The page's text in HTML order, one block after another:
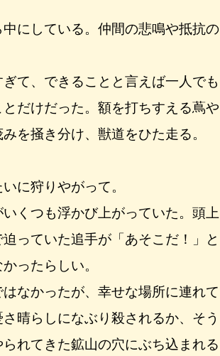
にしている。仲間の悲鳴や抵抗の
て、できることと言えば一人でも
だけだった。額を打ちすえる蔦や
を掻き分け、獣道をひた走る。
に狩りやがって。
くつも浮かび上がっていた。頭上
っていた追手が「あそこだ！」と
ったらしい。
なかったが、幸せな場所に連れて
晴らしになぶり殺されるか、そう
れてきた鉱山の穴にぶち込まれる